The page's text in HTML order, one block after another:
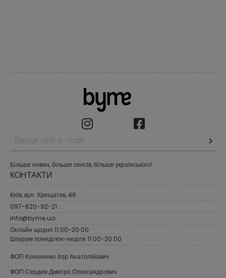
Більше новин, більше сенсів, більше українського!
КОНТАКТИ
Київ, вул. Хрещатик, 46
097-620-92-21
info@byme.ua
Онлайн щодня 11:00-20:00
Шоурум понеділок-неділя 11:00-20:00
ФОП Кононенко Ігор Анатолійович
ФОП Сердюк Дмитро Олександрович